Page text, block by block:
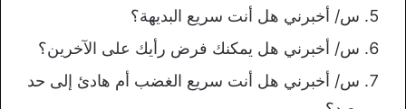
س/ أخبرني هل أنت سريع البديهة؟
س/ أخبرني هل يمكنك فرض رأيك على الآخرين؟
س/ أخبرني هل أنت سريع الغضب أم هادئ إلى حد